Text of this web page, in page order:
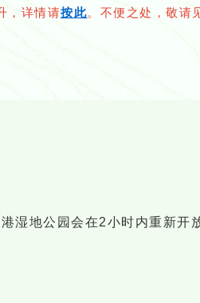
，详情请按此。不便之处，敬请
湿地公园会在2小时内重新开